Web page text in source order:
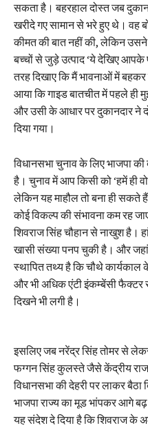
सकता है। बहरहाल दोस्त जब
खरीदे गए सामान से भरे हुए थे। वह
कीमत की बात नहीं की, लेकिन उसने
बच्चों से जुड़े उत्पाद ‘ये देखिए
तरह दिखाए कि मैं भावनाओं में
आया कि गाइड बातचीत में पहले ही
और उसी के आधार पर दुकानदार ने
दिया गया।
विधानसभा चुनाव के लिए भाजपा
है। चुनाव में आप किसी को ‘हमें ही
लेकिन यह माहौल तो बना ही
कोई विकल्प की संभावना कम रह
शिवराज सिंह चौहान से नाखुश है।
खासी संख्या पनप चुकी है। और जहां
स्थापित तथ्य है कि चौथे
और भी अधिक एंटी इंकम्बेंसी
दिखने भी लगी है।
इसलिए जब नरेंद्र सिंह तोमर से
फग्गन सिंह कुलस्ते जैसे केंद्रीय
विधानसभा की देहरी पर लाकर
भाजपा राज्य का मूड भांपकर आगे
यह संदेश दे दिया है कि शिवराज के